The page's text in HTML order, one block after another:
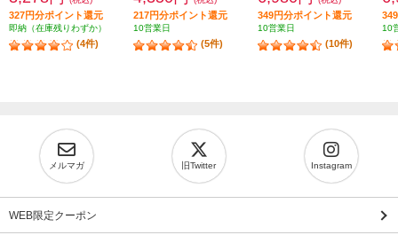
327円分ポイント還元
即納（在庫残りわずか）
(4件)
217円分ポイント還元
10営業日
(5件)
349円分ポイント還元
10営業日
(10件)
10
メルマガ 旧Twitter Instagram
WEB限定クーポン